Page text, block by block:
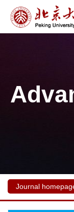
Journal